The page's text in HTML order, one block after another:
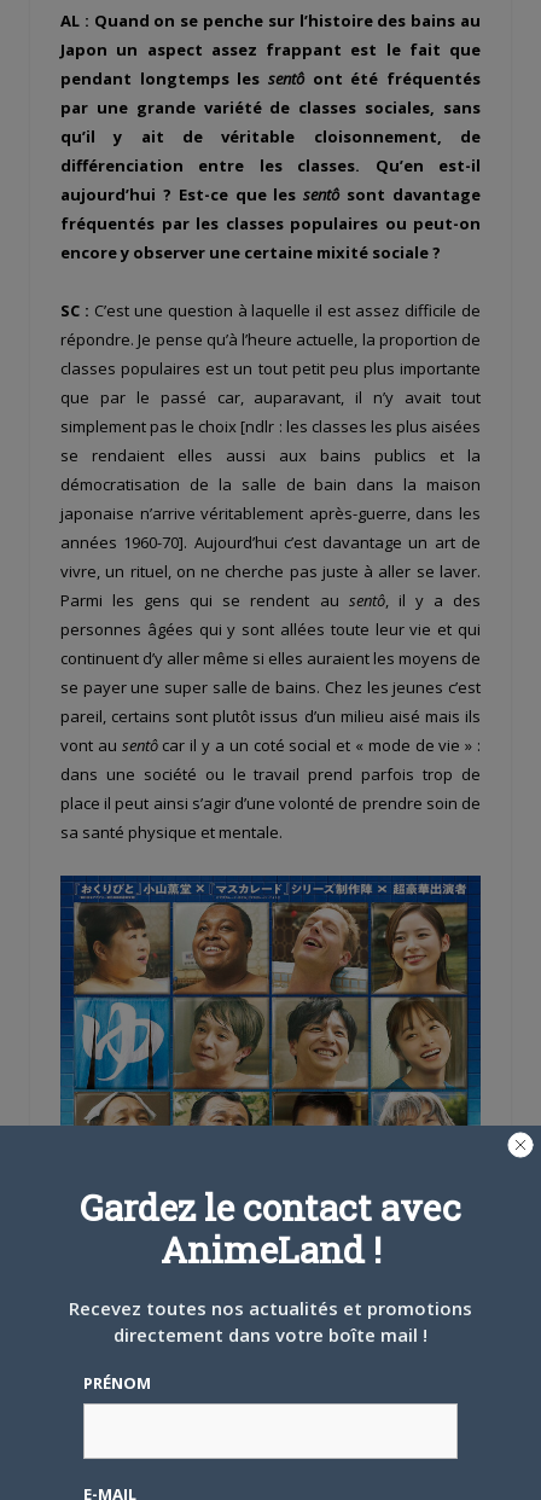
AL : Quand on se penche sur l’histoire des bains au
Japon un aspect assez frappant est le fait que
pendant longtemps les sentôont été fréquentés
par une grande variété de classes sociales, sans
qu’il y ait de véritable cloisonnement, de
différenciation entre les classes. Qu’en est-il
aujourd’hui ? Est-ce que lessentôsont davantage
fréquentés par les classes populaires ou peut-on
encore y observer une certaine mixité sociale ?
SC : C’est une question à laquelle il est assez difficile de
répondre. Je pense qu’à l’heure actuelle, la proportion de
classes populaires est un tout petit peu plus importante
que par le passé car, auparavant, il n’y avait tout
simplement pas le choix [ndlr : les classes les plus aisées
se rendaient elles aussi aux bains publics et la
démocratisation de la salle de bain dans la maison
japonaise n’arrive véritablement après-guerre, dans les
années 1960-70]. Aujourd’hui c’est davantage un art de
vivre, un rituel, on ne cherche pas juste à aller se laver.
Parmi les gens qui se rendent au sentô, il y a des
personnes âgées qui y sont allées toute leur vie et qui
continuent d’y aller même si elles auraient les moyens de
se payer une super salle de bains. Chez les jeunes c’est
pareil, certains sont plutôt issus d’un milieu aisé mais ils
vont au sentôcar il y a un coté social et « mode de vie » :
dans une société ou le travail prend parfois trop de
place il peut ainsi s’agir d’une volonté de prendre soin de
sa santé physique et mentale.
Gardez le contact avec
AnimeLand !
Recevez toutes nos actualités et promotions
directement dans votre boîte mail !
PRÉNOM
E-MAIL